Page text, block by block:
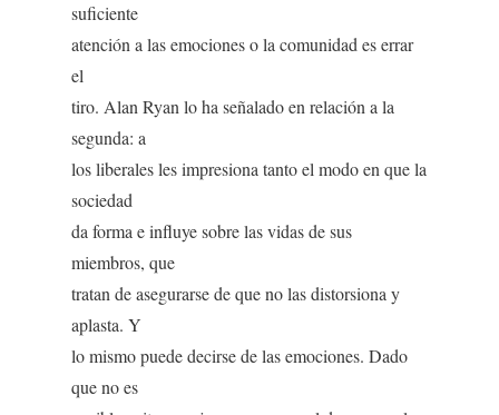
suficiente
atención a las emociones o la comunidad es errar
el
tiro. Alan Ryan lo ha señalado en relación a la
segunda: a
los liberales les impresiona tanto el modo en que la
sociedad
da forma e influye sobre las vidas de sus
miembros, que
tratan de asegurarse de que no las distorsiona y
aplasta. Y
lo mismo puede decirse de las emociones. Dado
que no es